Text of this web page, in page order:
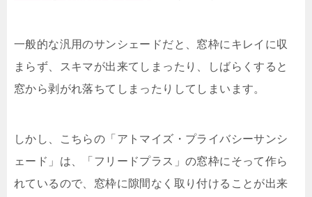
一般的な汎用のサンシェードだと、窓枠にキレイに収
まらず、スキマが出来てしまったり、しばらくすると
窓から剥がれ落ちてしまったりしてしまいます。
しかし、こちらの「アトマイズ・プライバシーサンシ
ェード」は、「フリードプラス」の窓枠にそって作ら
れているので、窓枠に隙間なく取り付けることが出来